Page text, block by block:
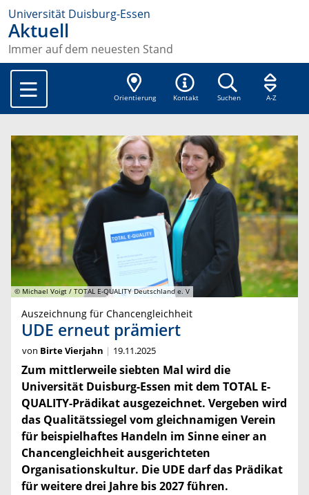
Universität Duisburg-Essen
Aktuell
Immer auf dem neuesten Stand
Orientierung Kontakt Suchen A-Z
© Michael Voigt / TOTAL E-QUALITY Deutschland e. V
Auszeichnung für Chancengleichheit
UDE erneut prämiert
von Birte Vierjahn 19.11.2025
Zum mittlerweile siebten Mal wird die
Universität Duisburg-Essen mit dem TOTAL E-
QUALITY-Prädikat ausgezeichnet. Vergeben wird
das Qualitätssiegel vom gleichnamigen Verein
für beispielhaftes Handeln im Sinne einer an
Chancengleichheit ausgerichteten
Organisationskultur. Die UDE darf das Prädikat
für weitere drei Jahre bis 2027 führen.